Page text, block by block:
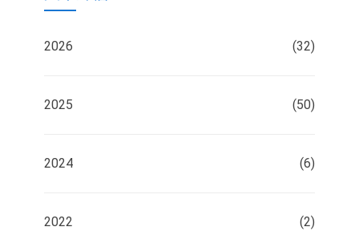
2026 (32)
2025 (50)
2024 (6)
2022 (2)